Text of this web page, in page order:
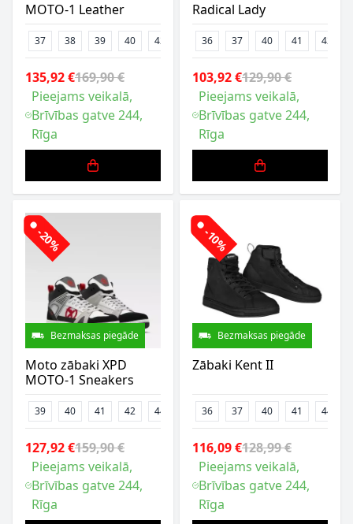
MOTO-1 Leather
37 38 39 40 42
135,92 €169,90 €
Pieejams veikalā,
Brīvības gatve 244,
Rīga
Radical Lady
36 37 40 41 42
103,92 €129,90 €
Pieejams veikalā,
Brīvības gatve 244,
Rīga
-20%
Bezmaksas piegāde
Moto zābaki XPD
MOTO-1 Sneakers
39 40 41 42 44
127,92 €159,90 €
Pieejams veikalā,
Brīvības gatve 244,
Rīga
-10%
Bezmaksas piegāde
Zābaki Kent II
36 37 40 41 44
116,09 €128,99 €
Pieejams veikalā,
Brīvības gatve 244,
Rīga